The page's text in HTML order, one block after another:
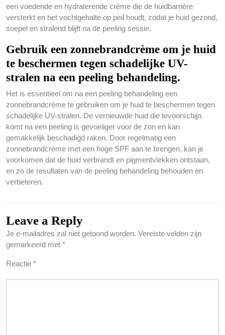
een voedende en hydraterende crème die de huidbarrière
versterkt en het vochtgehalte op peil houdt, zodat je huid gezond,
soepel en stralend blijft na de peeling sessie.
Gebruik een zonnebrandcrème om je huid
te beschermen tegen schadelijke UV-
stralen na een peeling behandeling.
Het is essentieel om na een peeling behandeling een
zonnebrandcrème te gebruiken om je huid te beschermen tegen
schadelijke UV-stralen. De vernieuwde huid die tevoorschijn
komt na een peeling is gevoeliger voor de zon en kan
gemakkelijk beschadigd raken. Door regelmatig een
zonnebrandcrème met een hoge SPF aan te brengen, kan je
voorkomen dat de huid verbrandt en pigmentvlekken ontstaan,
en zo de resultaten van de peeling behandeling behouden en
verbeteren.
Leave a Reply
Je e-mailadres zal niet getoond worden. Vereiste velden zijn
gemarkeerd met *
Reactie *